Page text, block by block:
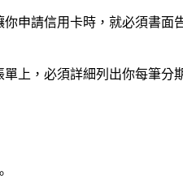
申請信用卡時，就必須書
上，必須詳細列出你每筆